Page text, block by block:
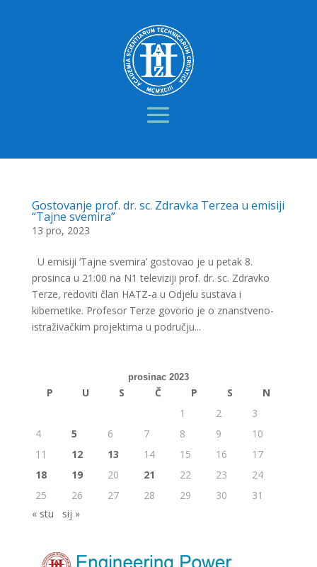
Gostovanje prof. dr. sc. Zdravka Terzea u emisiji
“Tajne svemira”
13 pro, 2023
U emisiji ‘Tajne svemira’ gostovao je u petak 8.
prosinca u 21:00 na N1 televiziji prof. dr. sc. Zdravko
Terze, redoviti član HATZ-a u Odjelu sustava i
kibernetike. Profesor Terze govorio je o znanstveno-
istraživačkim projektima u području...
prosinac 2023
P U S Č P S
N
1
2
3
4
5 6 7 8 9
10
11
12 13 14 15 16
17
18
19 20 21 22 23
24
25
26 27 28 29 30
31
« stu
sij »